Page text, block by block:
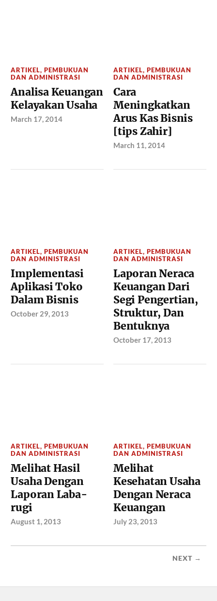
ARTIKEL,PEMBUKUAN
DAN ADMINISTRASI
Analisa Keuangan
Kelayakan Usaha
March 17, 2014
ARTIKEL,PEMBUKUAN
DAN ADMINISTRASI
Cara
Meningkatkan
Arus Kas Bisnis
[tips Zahir]
March 11, 2014
ARTIKEL,PEMBUKUAN
DAN ADMINISTRASI
Implementasi
Aplikasi Toko
Dalam Bisnis
October 29, 2013
ARTIKEL,PEMBUKUAN
DAN ADMINISTRASI
Laporan Neraca
Keuangan Dari
Segi Pengertian,
Struktur, Dan
Bentuknya
October 17, 2013
ARTIKEL,PEMBUKUAN
DAN ADMINISTRASI
Melihat Hasil
Usaha Dengan
Laporan Laba-
rugi
August 1, 2013
ARTIKEL,PEMBUKUAN
DAN ADMINISTRASI
Melihat
Kesehatan Usaha
Dengan Neraca
Keuangan
July 23, 2013
NEXT →